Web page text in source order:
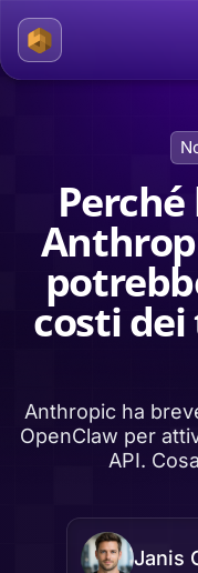
costi
Anthropic ha
OpenClaw per
API.
Janis